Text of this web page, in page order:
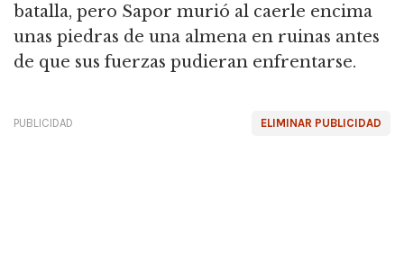
batalla, pero Sapor murió al caerle encima
unas piedras de una almena en ruinas antes
de que sus fuerzas pudieran enfrentarse.
ELIMINAR PUBLICIDAD
PUBLICIDAD